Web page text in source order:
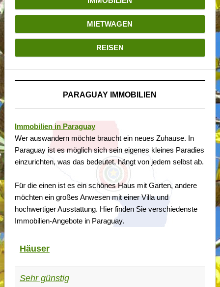
MIETWAGEN
REISEN
PARAGUAY IMMOBILIEN
Immobilien in Paraguay
Wer auswandern möchte braucht ein neues Zuhause. In
Paraguay ist es möglich sich sein eigenes kleines Paradies
einzurichten, was das bedeutet, hängt von jedem selbst ab.
Für die einen ist es ein schönes Haus mit Garten, andere
möchten ein großes Anwesen mit einer Villa und
hochwertiger Ausstattung. Hier finden Sie verschiedenste
Immobilien-Angebote in Paraguay.
Häuser
Sehr günstig